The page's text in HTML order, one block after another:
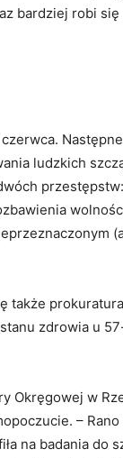
bardziej robi się
ludzkich
także
zdrowia u
w
–
na badania do